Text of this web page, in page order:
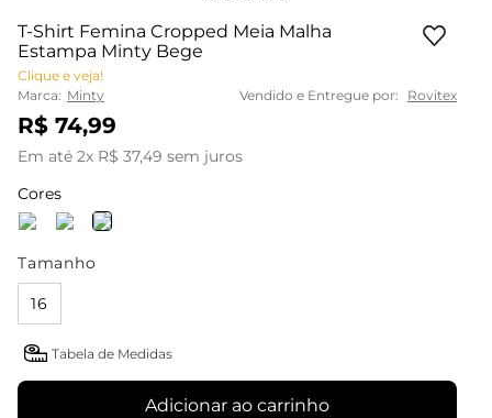
T-Shirt Femina Cropped Meia Malha
Estampa Minty Bege
Clique e veja!
Marca: Minty Vendido e Entregue por: Rovitex
R$ 74,99
Em até 2x R$ 37,49 sem juros
Cores
Tamanho
16
Tabela de Medidas
Adicionar ao carrinho
5º
calça feminina
6º conjunto feminino